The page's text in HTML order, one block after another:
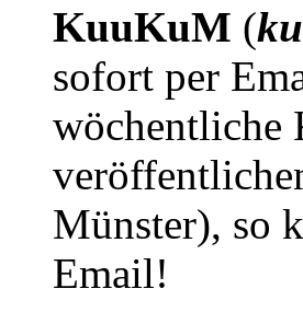
KuuKuM (
sofort per
wöchentliche
Münster), so
Email!